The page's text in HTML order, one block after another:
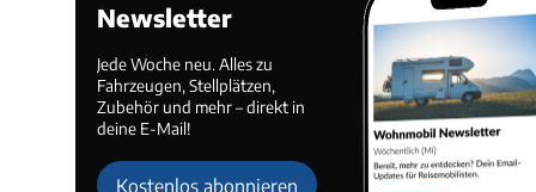
Newsletter
Jede Woche neu. Alles zu
Fahrzeugen, Stellplätzen,
Zubehör und mehr – direkt in
deine E-Mail!
Kostenlos abonnieren